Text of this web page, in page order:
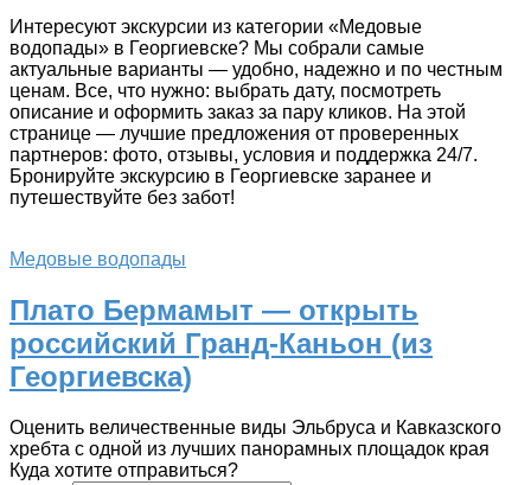
Интересуют экскурсии из категории «Медовые
водопады» в Георгиевске? Мы собрали самые
актуальные варианты — удобно, надежно и по честным
ценам. Все, что нужно: выбрать дату, посмотреть
описание и оформить заказ за пару кликов. На этой
странице — лучшие предложения от проверенных
партнеров: фото, отзывы, условия и поддержка 24/7.
Бронируйте экскурсию в Георгиевске заранее и
путешествуйте без забот!
Медовые водопады
Плато Бермамыт — открыть
российский Гранд-Каньон (из
Георгиевска)
Оценить величественные виды Эльбруса и Кавказского
хребта с одной из лучших панорамных площадок края
Куда хотите отправиться?